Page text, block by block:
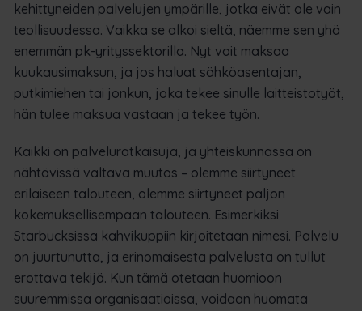
kehittyneiden palvelujen ympärille, jotka eivät ole vain
teollisuudessa. Vaikka se alkoi sieltä, näemme sen yhä
enemmän pk-yrityssektorilla. Nyt voit maksaa
kuukausimaksun, ja jos haluat sähköasentajan,
putkimiehen tai jonkun, joka tekee sinulle laitteistotyöt,
hän tulee maksua vastaan ja tekee työn.
Kaikki on palveluratkaisuja, ja yhteiskunnassa on
nähtävissä valtava muutos – olemme siirtyneet
erilaiseen talouteen, olemme siirtyneet paljon
kokemuksellisempaan talouteen. Esimerkiksi
Starbucksissa kahvikuppiin kirjoitetaan nimesi. Palvelu
on juurtunutta, ja erinomaisesta palvelusta on tullut
erottava tekijä. Kun tämä otetaan huomioon
suuremmissa organisaatioissa, voidaan huomata